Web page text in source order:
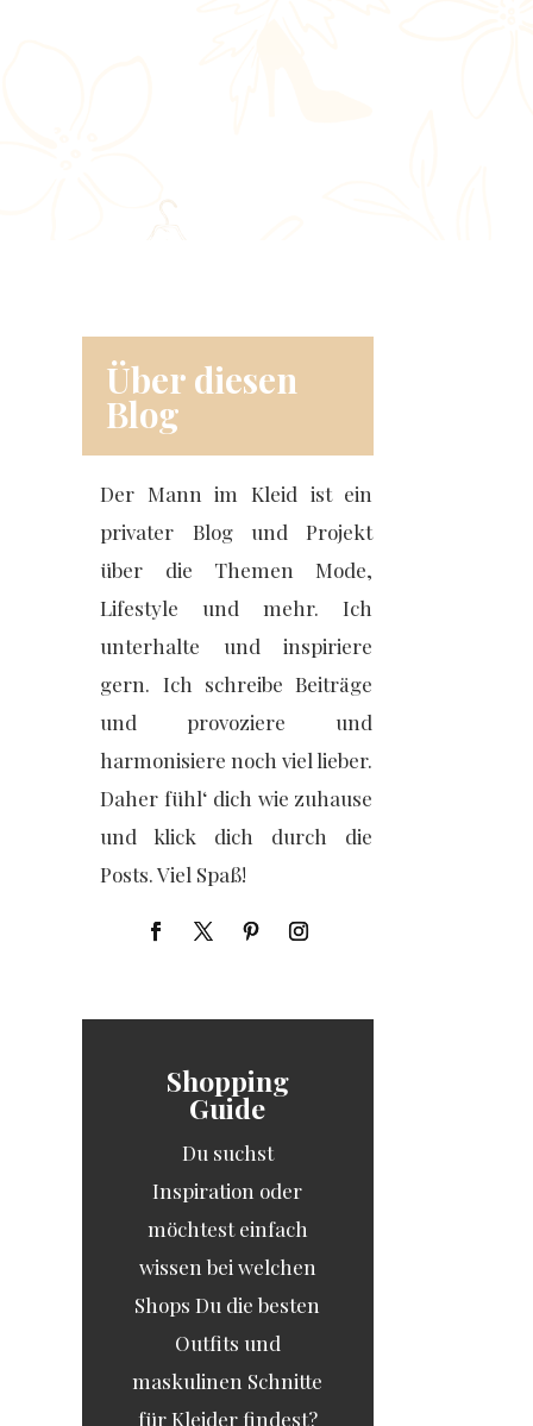
Über diesen
Blog
Der Mann im Kleid ist ein
privater Blog und Projekt
über die Themen Mode,
Lifestyle und mehr. Ich
unterhalte und inspiriere
gern. Ich schreibe Beiträge
und provoziere und
harmonisiere noch viel lieber.
Daher fühl‘ dich wie zuhause
und klick dich durch die
Posts. Viel Spaß!
Shopping
Guide
Du suchst
Inspiration oder
möchtest einfach
wissen bei welchen
Shops Du die besten
Outfits und
maskulinen Schnitte
für Kleider findest?